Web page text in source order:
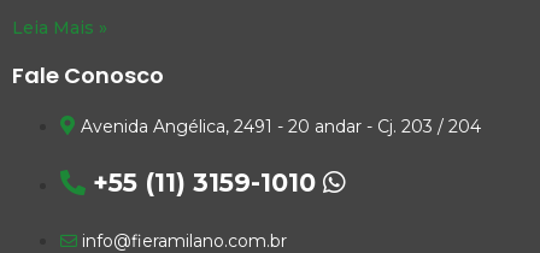
Leia Mais »
Fale Conosco
Avenida Angélica, 2491 - 20 andar - Cj. 203 / 204
+55 (11) 3159-1010
info@fieramilano.com.br